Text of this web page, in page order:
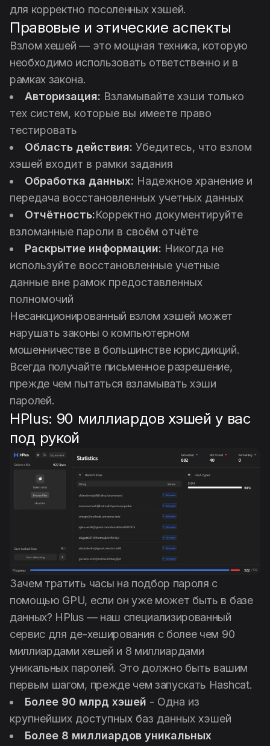
для корректно посоленных хэшей.
Правовые и этические аспекты
Взлом хешей — это мощная техника, которую
необходимо использовать ответственно и в
рамках закона.
Авторизация: Взламывайте хэши только
тех систем, которые вы имеете право
тестировать
Область действия: Убедитесь, что взлом
хэшей входит в рамки задания
Обработка данных: Надежное хранение и
передача восстановленных учетных данных
Отчётность:Корректно документируйте
взломанные пароли в своём отчёте
Раскрытие информации: Никогда не
используйте восстановленные учетные
данные вне рамок предоставленных
полномочий
Несанкционированный взлом хэшей может
нарушать законы о компьютерном
мошенничестве в большинстве юрисдикций.
Всегда получайте письменное разрешение,
прежде чем пытаться взламывать хэши
паролей.
HPlus: 90 миллиардов хэшей у вас
под рукой
Зачем тратить часы на подбор пароля с
помощью GPU, если он уже может быть в базе
данных? HPlus — наш специализированный
сервис для де-хеширования с более чем 90
миллиардами хешей и 8 миллиардами
уникальных паролей. Это должно быть вашим
первым шагом, прежде чем запускать Hashcat.
Более 90 млрд хэшей - Одна из
крупнейших доступных баз данных хэшей
Более 8 миллиардов уникальных